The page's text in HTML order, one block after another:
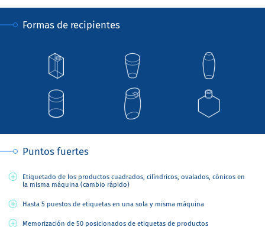
Formas de recipientes
Puntos fuertes
Etiquetado de los productos cuadrados, cilíndricos, ovalados, cónicos en
la misma máquina (cambio rápido)
Hasta 5 puestos de etiquetas en una sola y misma máquina
Memorización de 50 posicionados de etiquetas de productos